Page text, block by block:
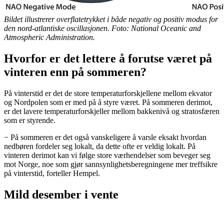
Bildet illustrerer overflatetrykket i både negativ og positiv modus for
den nord-atlantiske oscillasjonen. Foto: National Oceanic and
Atmospheric Administration.
Hvorfor er det lettere å forutse været på
vinteren enn på sommeren?
På vinterstid er det de store temperaturforskjellene mellom ekvator
og Nordpolen som er med på å styre været. På sommeren derimot,
er det lavere temperaturforskjeller mellom bakkenivå og stratosfæren
som er styrende.
− På sommeren er det også vanskeligere å varsle eksakt hvordan
nedbøren fordeler seg lokalt, da dette ofte er veldig lokalt. På
vinteren derimot kan vi følge store værhendelser som beveger seg
mot Norge, noe som gjør sannsynlighetsberegningene mer treffsikre
på vinterstid, forteller Hempel.
Mild desember i vente